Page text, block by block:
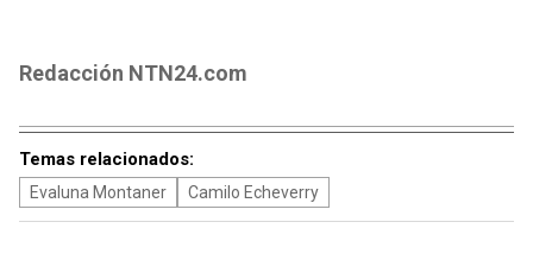
Redacción NTN24.com
Temas relacionados:
Evaluna Montaner Camilo Echeverry